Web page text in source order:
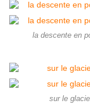
la descente en
sur le